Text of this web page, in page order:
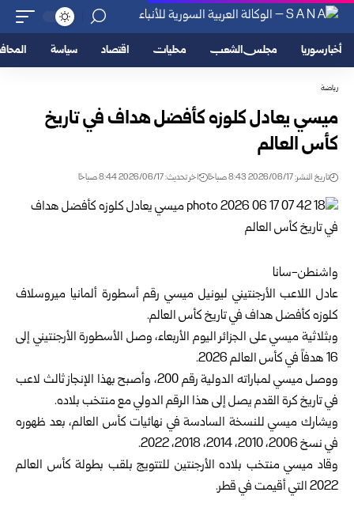
أخبار سوريا مجلس الشعب محليات اقتصاد سياسة
رياضة
ميسي يعادل كلوزه كأفضل هداف في تاريخ
كأس العالم
تاريخ النشر: 2026/06/17 8:43 صباحًا اخر تحديث: 2026/06/17 8:44 صباحًا
واشنطن-سانا‏
عادل اللاعب الأرجنتيني ليونيل ميسي رقم أسطورة ألمانيا ‏ميروسلاف
كلوزه كأفضل هداف في تاريخ كأس العالم.‏
وبثلاثية ميسي على الجزائر اليوم الأربعاء، وصل الأسطورة ‏الأرجنتيني إلى
16 هدفاً في كأس العالم 2026.‏
ووصل ميسي لمباراته الدولية رقم 200، وأصبح بهذا الإنجاز ‏ثالث لاعب
في تاريخ كرة القدم يصل إلى هذا الرقم الدولي مع ‏منتخب بلاده.‏
ويشارك ميسي للنسخة السادسة في نهائيات كأس العالم، بعد ظهوره
‏في نسخ 2006، 2010، 2014، 2018، 2022.‏
وقاد ميسي منتخب بلاده الأرجنتين للتتويج بلقب بطولة كأس العالم